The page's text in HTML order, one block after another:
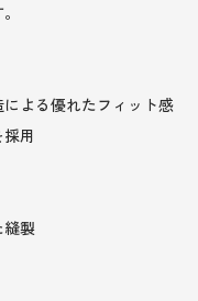
よる優れたフィット感
用
縫製